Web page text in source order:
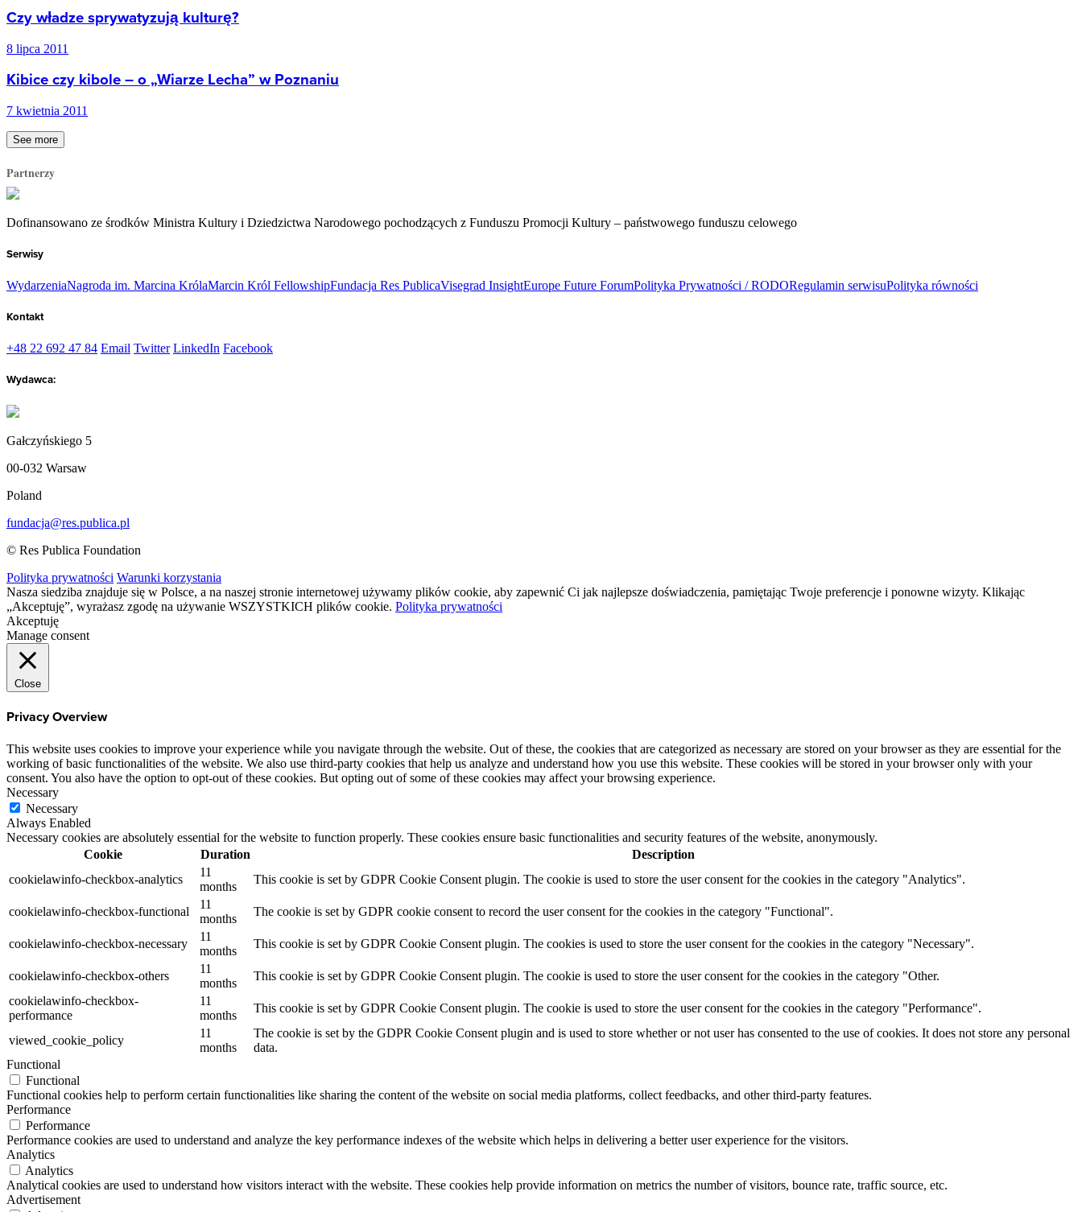
Czy władze sprywatyzują kulturę?
8 lipca 2011
Kibice czy kibole – o „Wiarze Lecha” w Poznaniu
7 kwietnia 2011
See more
Partnerzy
Dofinansowano ze środków Ministra Kultury i Dziedzictwa Narodowego pochodzących z Funduszu Promocji Kultury – państwowego funduszu celowego
Serwisy
WydarzeniaNagroda im. Marcina KrólaMarcin Król FellowshipFundacja Res PublicaVisegrad InsightEurope Future ForumPolityka Prywatności / RODORegulamin serwisuPolityka równości
Kontakt
+48 22 692 47 84 Email Twitter LinkedIn Facebook
Wydawca:
Gałczyńskiego 5
00-032 Warsaw
Poland
fundacja@res.publica.pl
© Res Publica Foundation
Polityka prywatności Warunki korzystania
Nasza siedziba znajduje się w Polsce, a na naszej stronie internetowej używamy plików cookie, aby zapewnić Ci jak najlepsze doświadczenia, pamiętając Twoje preferencje i ponowne wizyty. Klikając
„Akceptuję”, wyrażasz zgodę na używanie WSZYSTKICH plików cookie. Polityka prywatności
Akceptuję
Manage consent
Close
Privacy Overview
This website uses cookies to improve your experience while you navigate through the website. Out of these, the cookies that are categorized as necessary are stored on your browser as they are essential for the
working of basic functionalities of the website. We also use third-party cookies that help us analyze and understand how you use this website. These cookies will be stored in your browser only with your
consent. You also have the option to opt-out of these cookies. But opting out of some of these cookies may affect your browsing experience.
Necessary
Necessary
Always Enabled
Necessary cookies are absolutely essential for the website to function properly. These cookies ensure basic functionalities and security features of the website, anonymously.
Cookie
Duration
Description
cookielawinfo-checkbox-analytics
11
months
This cookie is set by GDPR Cookie Consent plugin. The cookie is used to store the user consent for the cookies in the category "Analytics".
cookielawinfo-checkbox-functional
11
months
The cookie is set by GDPR cookie consent to record the user consent for the cookies in the category "Functional".
cookielawinfo-checkbox-necessary
11
months
This cookie is set by GDPR Cookie Consent plugin. The cookies is used to store the user consent for the cookies in the category "Necessary".
cookielawinfo-checkbox-others
11
months
This cookie is set by GDPR Cookie Consent plugin. The cookie is used to store the user consent for the cookies in the category "Other.
cookielawinfo-checkbox-
performance
11
months
This cookie is set by GDPR Cookie Consent plugin. The cookie is used to store the user consent for the cookies in the category "Performance".
viewed_cookie_policy
11
months
The cookie is set by the GDPR Cookie Consent plugin and is used to store whether or not user has consented to the use of cookies. It does not store any personal
data.
Functional
Functional
Functional cookies help to perform certain functionalities like sharing the content of the website on social media platforms, collect feedbacks, and other third-party features.
Performance
Performance
Performance cookies are used to understand and analyze the key performance indexes of the website which helps in delivering a better user experience for the visitors.
Analytics
Analytics
Analytical cookies are used to understand how visitors interact with the website. These cookies help provide information on metrics the number of visitors, bounce rate, traffic source, etc.
Advertisement